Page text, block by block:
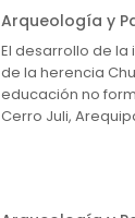
Arqueología y
El desarrollo de
de la herencia
educación no
Cerro Juli,